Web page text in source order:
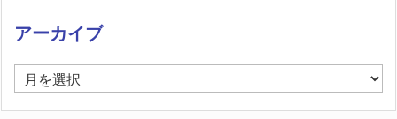
アーカイブ
ア
ー
カ